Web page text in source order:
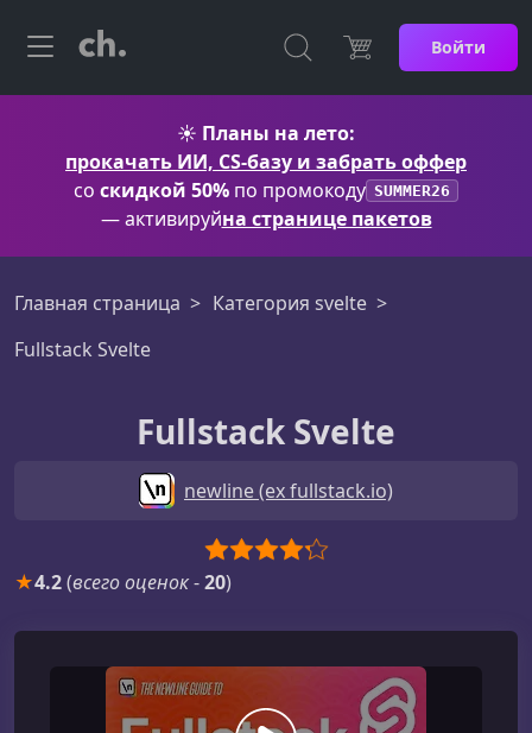
Войти
☀️ Планы на лето:
прокачать ИИ, CS-базу и забрать оффер
со скидкой 50% по промокоду SUMMER26
— активируйна странице пакетов
Главная страница
Категория svelte
Fullstack Svelte
Fullstack Svelte
newline (ex fullstack.io)
★4.2(всего оценок-20)